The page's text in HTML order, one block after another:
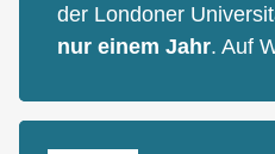
der Londoner
nur einem Jahr. Auf